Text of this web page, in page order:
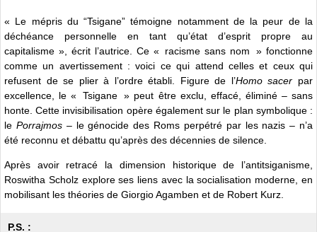
« Le mépris du “Tsigane” témoigne notamment de la peur de la
déchéance personnelle en tant qu’état d’esprit propre au
capitalisme », écrit l’autrice. Ce « racisme sans nom » fonctionne
comme un avertissement : voici ce qui attend celles et ceux qui
refusent de se plier à l’ordre établi. Figure de l’Homo sacer par
excellence, le « Tsigane » peut être exclu, effacé, éliminé ‒ sans
honte. Cette invisibilisation opère également sur le plan symbolique :
le Porrajmos‒ le génocide des Roms perpétré par les nazis ‒ n’a
été reconnu et débattu qu’après des décennies de silence.
Après avoir retracé la dimension historique de l’antitsiganisme,
Roswitha Scholz explore ses liens avec la socialisation moderne, en
mobilisant les théories de Giorgio Agamben et de Robert Kurz.
P.S. :